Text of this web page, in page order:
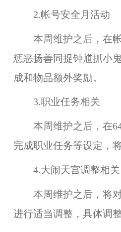
2.帐号安全月活动
本周维护之后，在帐
惩恶扬善同捉钟馗抓小
成和物品额外奖励。
3.职业任务相关
本周维护之后，在
完成职业任务等设定，
4.大闹天宫调整相关
本周维护之后，将对
进行适当调整，具体调